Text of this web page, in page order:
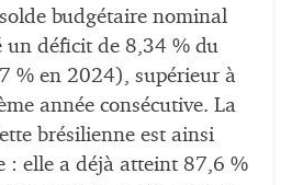
budgétaire nominal
un déficit de 8,34 % du
% en 2024), supérieur à
année consécutive. La
brésilienne est ainsi
: elle a déjà atteint 87,6 %